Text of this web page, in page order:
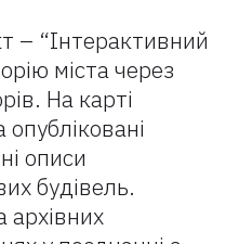
– “Інтерактивний
міста через
На карті
описи
будівель.
архівних